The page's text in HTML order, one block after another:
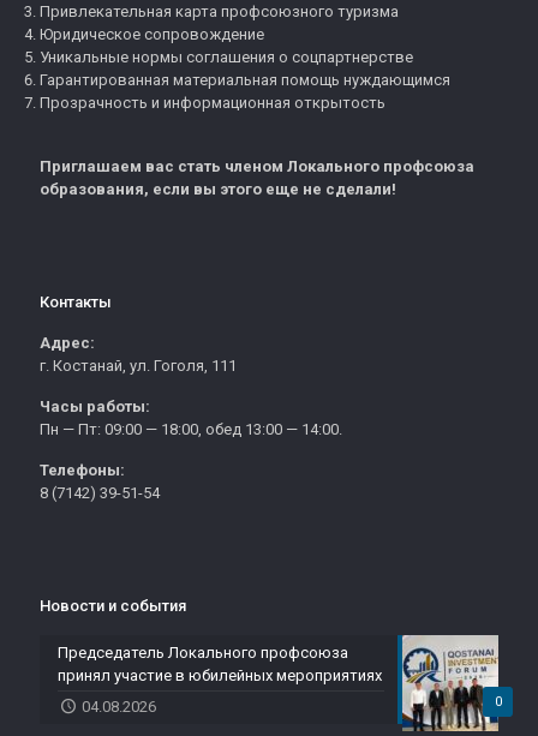
Привлекательная карта профсоюзного туризма
Юридическое сопровождение
Уникальные нормы соглашения о соцпартнерстве
Гарантированная материальная помощь нуждающимся
Прозрачность и информационная открытость
Приглашаем вас стать членом Локального профсоюза
образования, если вы этого еще не сделали!
Контакты
Адрес:
г. Костанай, ул. Гоголя, 111
Часы работы:
Пн — Пт: 09:00 — 18:00, обед 13:00 — 14:00.
Телефоны:
8 (7142) 39-51-54
Новости и события
0
Председатель Локального профсоюза
принял участие в юбилейных мероприятиях
04.08.2026